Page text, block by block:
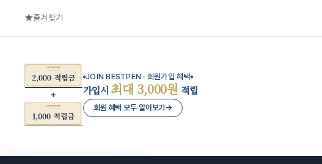
즐겨찾기
JOIN BESTPEN · 회원가입 혜택
가입시 최대 3,000원 적립
회원 혜택 모두 알아보기 →